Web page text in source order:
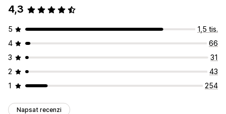
4,3
5
1,5 tis.
4
66
3
31
2
43
1
254
Napsat recenzi